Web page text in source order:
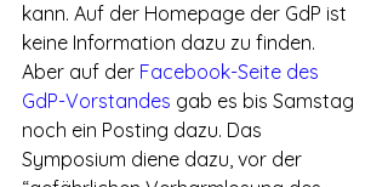
kann. Auf der Homepage der GdP ist
keine Information dazu zu finden.
Aber auf der Facebook-Seite des
GdP-Vorstandes gab es bis Samstag
noch ein Posting dazu. Das
Symposium diene dazu, vor der